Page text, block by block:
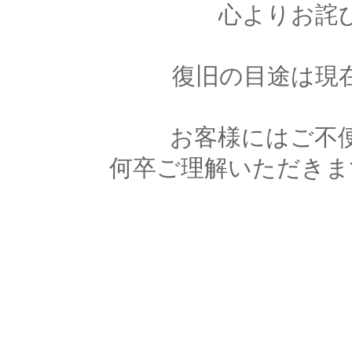
心よりお詫
復旧の目途は現
お客様にはご不
何卒ご理解いただき